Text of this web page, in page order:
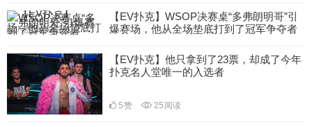
账不搞了！
【EV扑克】WSOP决赛桌“多弗朗明哥”引
爆赛场，他从全场垫底打到了冠军争夺者
7赞 28阅读
【EV扑克】他只拿到了23票，却成了今年
扑克名人堂唯一的入选者
5赞 25 阅读